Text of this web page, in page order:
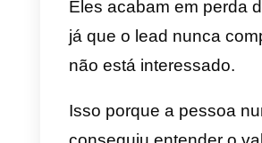
ou compareça à
coisa e não a